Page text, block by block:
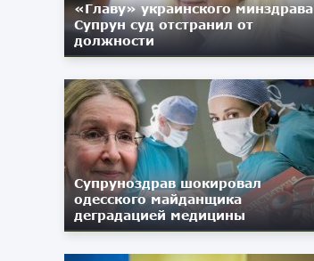
«Главу» украинского минздрава
Супрун суд отстранил от
должности
Супруноздрав шокировал
одесского майданщика
деградацией медицины